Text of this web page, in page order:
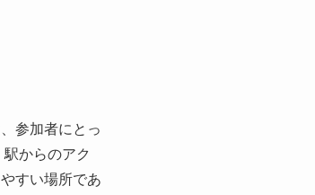
参加者にとっ
からのアク
すい場所であ